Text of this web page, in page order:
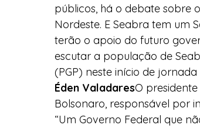
públicos, há o debate sobre
Nordeste. E Seabra tem um
terão o apoio do futuro
escutar a população de
(PGP) neste início de
Éden ValadaresO
Bolsonaro, responsável por
“Um Governo Federal que